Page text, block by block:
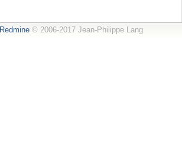
Redmine© 2006-2017 Jean-Philippe Lang